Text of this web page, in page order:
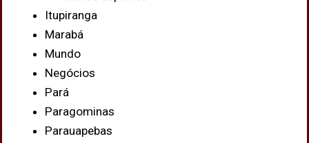
Itupiranga
Marabá
Mundo
Negócios
Pará
Paragominas
Parauapebas